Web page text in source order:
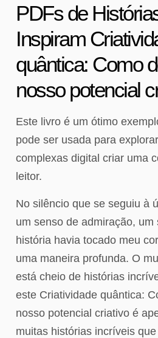
PDFs de
Inspiram
quântica: Como
nosso potencial
Este livro é um ótimo
pode ser usada para
complexas digital criar uma
leitor.
No silêncio que se seguiu à
um senso de admiração, um
história havia tocado meu
uma maneira profunda. O
está cheio de histórias
este Criatividade quântica:
nosso potencial criativo é
muitas histórias incríveis